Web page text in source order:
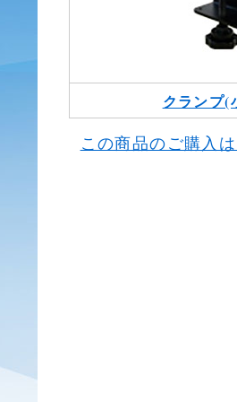
クランプ(
この商品のご購入